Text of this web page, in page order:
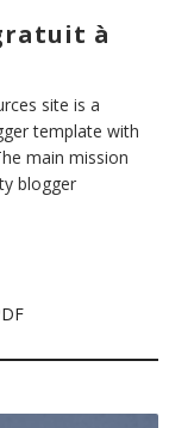
à
site is a
template with
main mission
blogger